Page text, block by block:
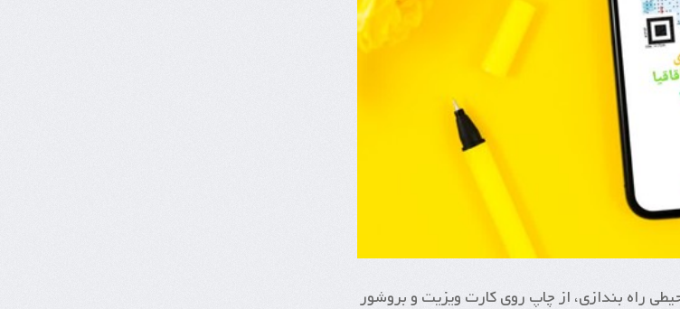
راه بندازی، از چاپ روی کارت ویزیت و بروشور